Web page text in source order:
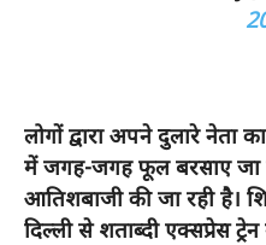
लोगों द्वारा अपने दुलारे नेता
में जगह-जगह फूल बरसाए जा
आतिशबाजी की जा रही है।
दिल्ली से शताब्दी एक्सप्रेस